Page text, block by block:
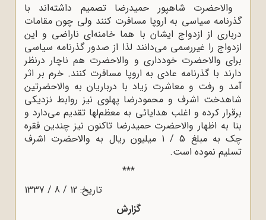
والاحضرت شاهپور حمیدرضا تصمیم داشته‌اند با
گذرنامه سیاسی به اروپا مسافرت کنند ولی چون مقامات
درباری از ازدواج ایشان با هما خامنه‌ای ناراضی و این
ازدواج را غیررسمی می‌دانند لذا از صدور گذرنامه سیاسی
برای والاحضرت خودداری و والاحضرت هم ناچار درنظر
دارند با گذرنامه عادی به اروپا مسافرت کنند. خرم بر اثر
آمد و رفت و معاشرت زیاد با درباریان به والاحضرتین
شاهدخت اشرف و محمودرضا پهلوی نیز روابط نزدیکی
برقرار کرده و اغلب هدایائی به معظم‌لها تقدیم می‌دارد و
بنا به اظهار والاحضرت حمیدرضا تاکنون نیز چندین فقره
چک به مبلغ 5 / 1 میلیون ریال به والاحضرت اشرف
تسلیم نموده است.
***
تاریخ: 12 / 8 / 1337
گزارش